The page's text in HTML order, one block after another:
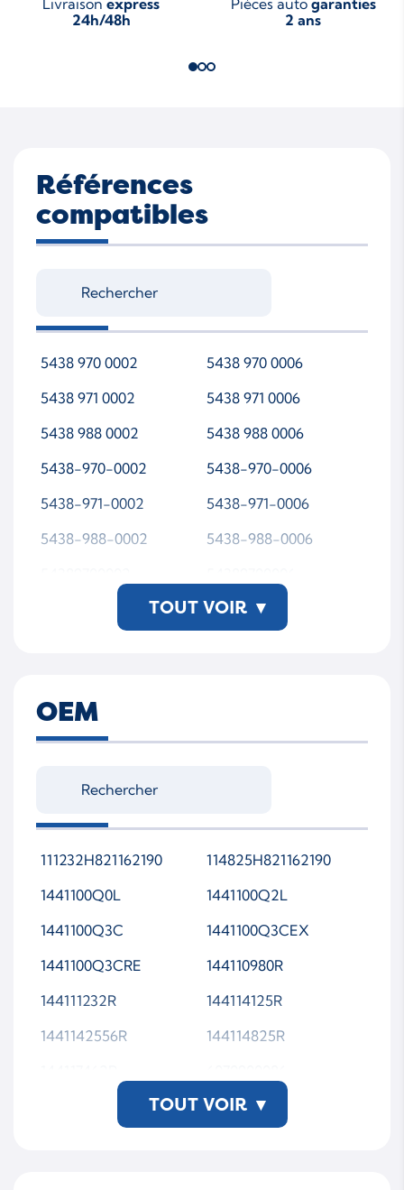
24h/48h
2 ans
Références
compatibles
5438 970 0002
5438 970 0006
5438 971 0002
5438 971 0006
5438 988 0002
5438 988 0006
5438-970-0002
5438-970-0006
5438-971-0002
5438-971-0006
5438-988-0002
5438-988-0006
54389710006
AP00
TOUT VOIR ▾
OEM
111232H821162190
114825H821162190
1441100Q0L
1441100Q2L
1441100Q3C
1441100Q3CEX
1441100Q3CRE
144110980R
144111232R
144114125R
1441142556R
144114825R
6070900280
TOUT VOIR ▾